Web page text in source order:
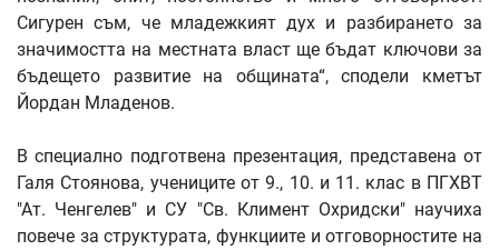
Сигурен съм, че младежкият дух и разбирането за
значимостта на местната власт ще бъдат ключови за
бъдещето развитие на общината“, сподели кметът
Йордан Младенов.
В специално подготвена презентация, представена от
Галя Стоянова, учениците от 9., 10. и 11. клас в ПГХВТ
"Ат. Ченгелев" и СУ "Св. Климент Охридски" научиха
повече за структурата, функциите и отговорностите на